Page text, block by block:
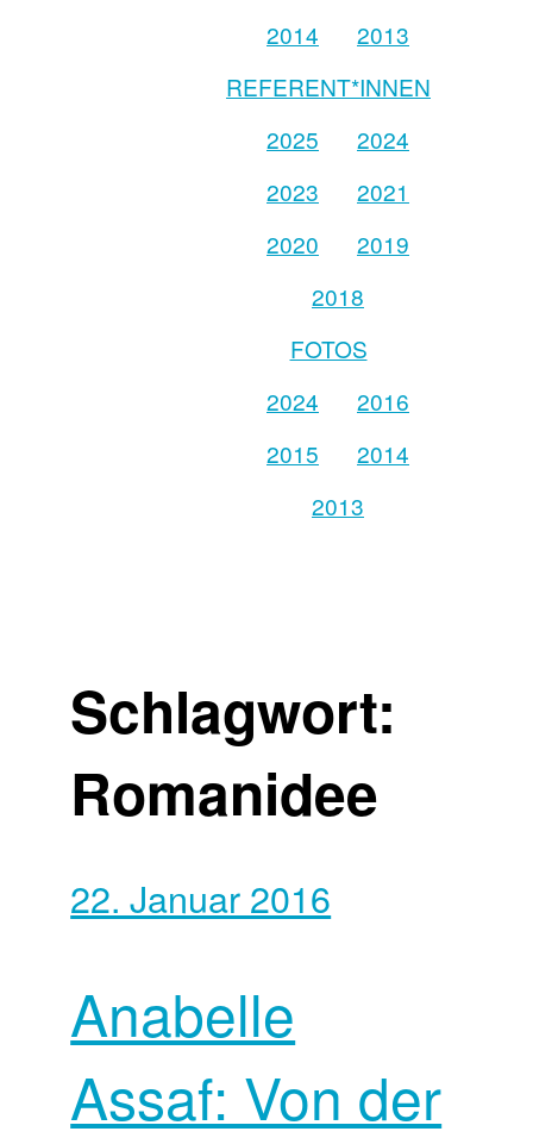
2014
2013
REFERENT*INNEN
2025
2024
2023
2021
2020
2019
2018
FOTOS
2024
2016
2015
2014
2013
Schlagwort:
Romanidee
22. Januar 2016
Anabelle
Assaf: Von der